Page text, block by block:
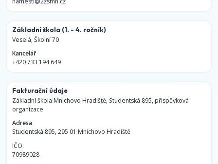
Základní škola (1. - 4. ročník)
Veselá, Školní 70
Kancelář
+420 733 194 649
Fakturační údaje
Základní škola Mnichovo Hradiště, Studentská 895, příspěvková
organizace
Adresa
Studentská 895, 295 01 Mnichovo Hradiště
IČO:
70989028